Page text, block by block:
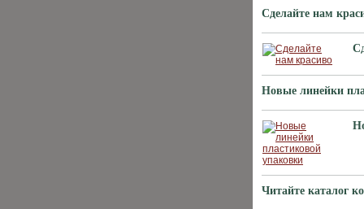
Сделайте нам
Новые линейки
Читайте каталог